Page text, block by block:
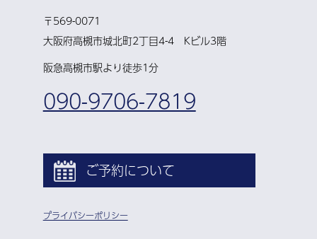
〒569-0071
大阪府高槻市城北町2丁目4-4 Kビル3階
阪急高槻市駅より徒歩1分
090-9706-7819
ご予約について
プライバシーポリシー